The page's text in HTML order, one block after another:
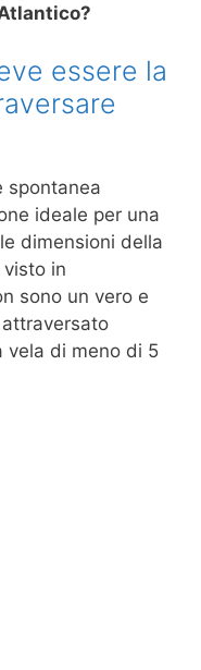
essere la
spontanea
ideale per una
dimensioni della
in
sono un vero e
vela di meno di 5